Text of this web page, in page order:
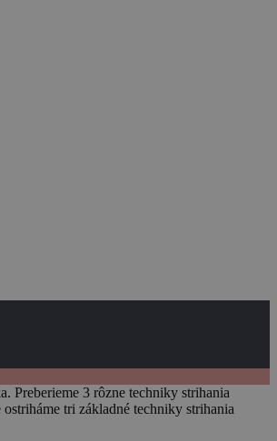
Preberieme 3 rôzne techniky strihania
tri základné techniky strihania